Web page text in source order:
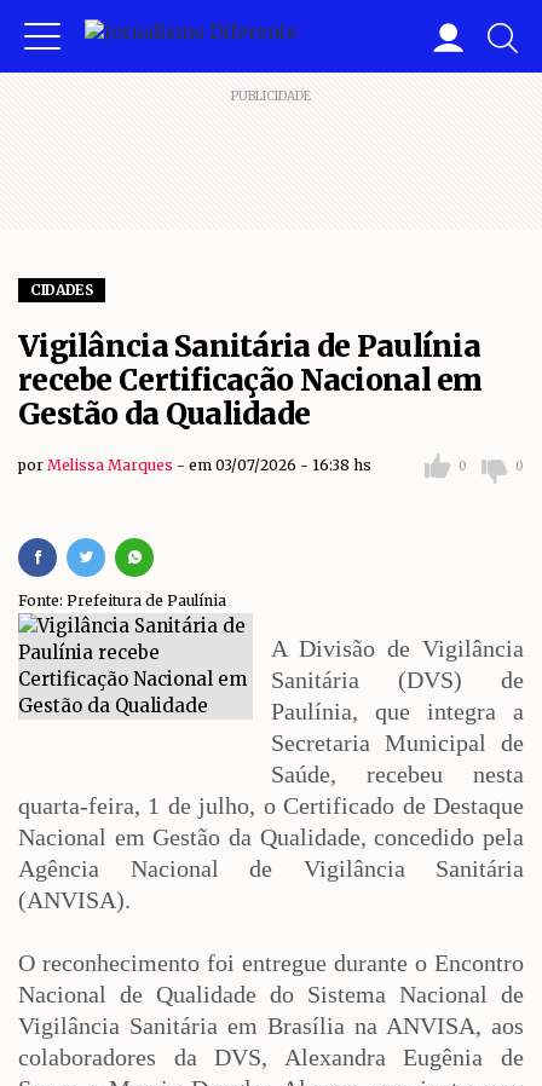
PUBLICIDADE
CIDADES
Vigilância Sanitária de Paulínia
recebe Certificação Nacional em
Gestão da Qualidade
por Melissa Marques em 03/07/2026 - 16:38 hs 0 0
Fonte: Prefeitura de Paulínia
A Divisão de Vigilância
Sanitária (DVS) de
Paulínia, que integra a
Secretaria Municipal de
Saúde, recebeu nesta
quarta-feira, 1 de julho, o Certificado de Destaque
Nacional em Gestão da Qualidade, concedido pela
Agência Nacional de Vigilância Sanitária
(ANVISA).
O reconhecimento foi entregue durante o Encontro
Nacional de Qualidade do Sistema Nacional de
Vigilância Sanitária em Brasília na ANVISA, aos
colaboradores da DVS, Alexandra Eugênia de